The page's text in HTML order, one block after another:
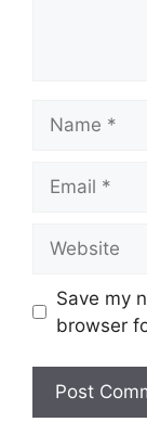
Save my
browser